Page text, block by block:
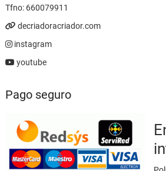
Tfno: 660079911
decriadoracriador.com
instagram
youtube
Pago seguro